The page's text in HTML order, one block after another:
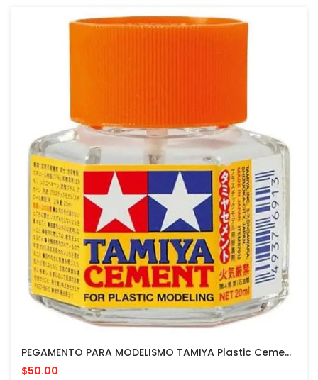
PEGAMENTO PARA MODELISMO TAMIYA Plastic Cement 20Ml - MADE IN JAPAN
$50.00